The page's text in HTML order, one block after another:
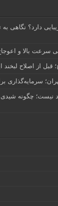
دارد؟ نگاهی
سرعت بالا و
قبل از اصلاح لبخند
سرمایه‌گذاری
چگونه شیدی